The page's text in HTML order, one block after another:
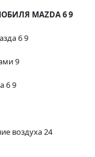
MAZDA 6 9
6 9
9
6 9
воздуха 24